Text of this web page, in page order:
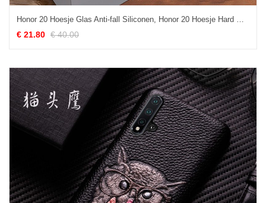
Honor 20 Hoesje Glas Anti-fall Siliconen, Honor 20 Hoesje Hard Groen
€ 21.80 € 40.00